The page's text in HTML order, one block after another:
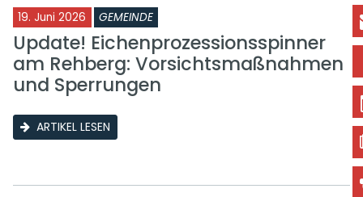
19. Juni 2026 GEMEINDE
Update! Eichenprozessionsspinner
am Rehberg: Vorsichtsmaßnahmen
und Sperrungen
ARTIKEL LESEN